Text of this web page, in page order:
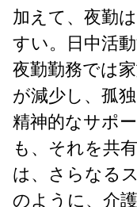
加えて、夜勤
すい。日中活
夜勤勤務では
が減少し、孤
精神的なサポ
も、それを共
は、さらなる